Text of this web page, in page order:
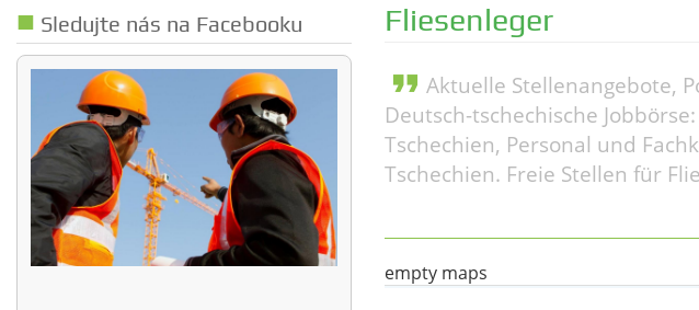
Sledujte nás na Facebooku Fliesenleger
format_quote Aktuelle Stellenangebote,
Deutsch-tschechische
Tschechien, Personal und
Tschechien. Freie Stellen für
empty maps